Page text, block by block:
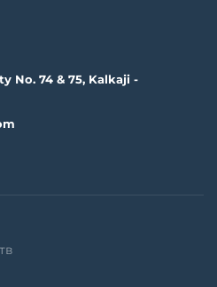
No. 74 & 75, Kalkaji -